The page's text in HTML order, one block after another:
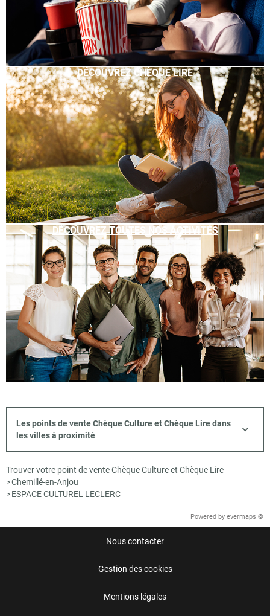
DÉCOUVREZ CHÈQUE LIRE
DÉCOUVREZ TOUTES NOS ACTIVITÉS
Les points de vente Chèque Culture et Chèque Lire dans
les villes à proximité
Trouver votre point de vente Chèque Culture et Chèque Lire
>Chemillé-en-Anjou
> ESPACE CULTUREL LECLERC
Powered by evermaps ©
Nous contacter
Gestion des cookies
Mentions légales